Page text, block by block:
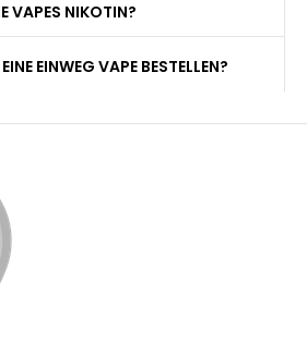
VAPES NIKOTIN?
EINWEG VAPE BESTELLEN?